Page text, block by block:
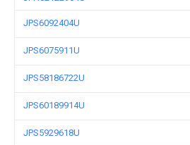
JPS6092404U
JPS6075911U
JPS58186722U
JPS60189914U
JPS5929618U